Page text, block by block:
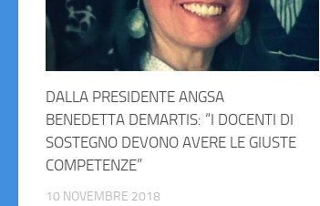
DALLA PRESIDENTE ANGSA
BENEDETTA DEMARTIS: “I DOCENTI DI
SOSTEGNO DEVONO AVERE LE GIUSTE
COMPETENZE”
10 NOVEMBRE 2018